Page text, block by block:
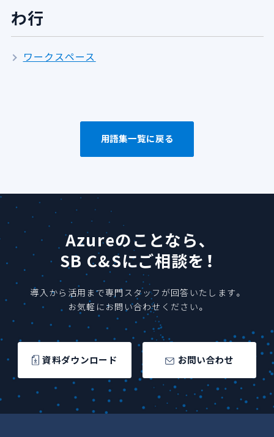
わ行
ワークスペース
用語集一覧に戻る
Azureのことなら、
SB C&Sにご相談を！
導入から活用まで専門スタッフが回答いたします。
お気軽にお問い合わせください。
資料ダウンロード お問い合わせ